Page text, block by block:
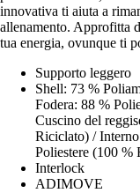
innovativa ti aiuta a
allenamento. Approfitta
tua energia, ovunque ti
Supporto leggero
Shell: 73 %
Fodera: 88 %
Cuscino del
Riciclato) /
Poliestere (100 %
Interlock
ADIMOVE